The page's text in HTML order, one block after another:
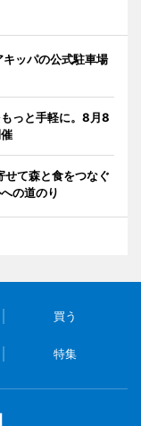
ッパの公式駐車場
もっと手軽に。8月8
て森と食をつなぐ
の道のり
買う
特集